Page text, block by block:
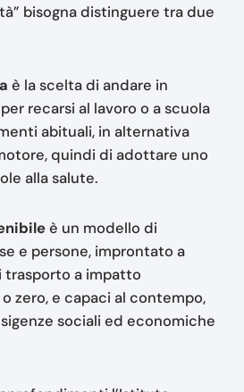
bisogna distinguere tra due
è la scelta di andare in
recarsi al lavoro o a scuola
abituali, in alternativa
quindi di adottare uno
alla salute.
è un modello di
e persone, improntato a
a impatto
zero, e capaci al contempo,
sociali ed economiche